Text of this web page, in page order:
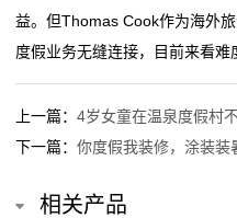
益。但Thomas Cook作为海外
度假业务无缝连接，目前来看难
上一篇： 4岁女童在温泉度假村
下一篇： 你度假我装修，涂装装
相关产品